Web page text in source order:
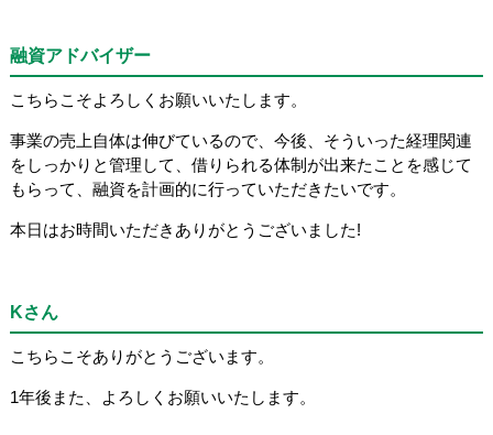
融資アドバイザー
こちらこそよろしくお願いいたします。
事業の売上自体は伸びているので、今後、そういった経理関連
をしっかりと管理して、借りられる体制が出来たことを感じて
もらって、融資を計画的に行っていただきたいです。
本日はお時間いただきありがとうございました!
Kさん
こちらこそありがとうございます。
1年後また、よろしくお願いいたします。